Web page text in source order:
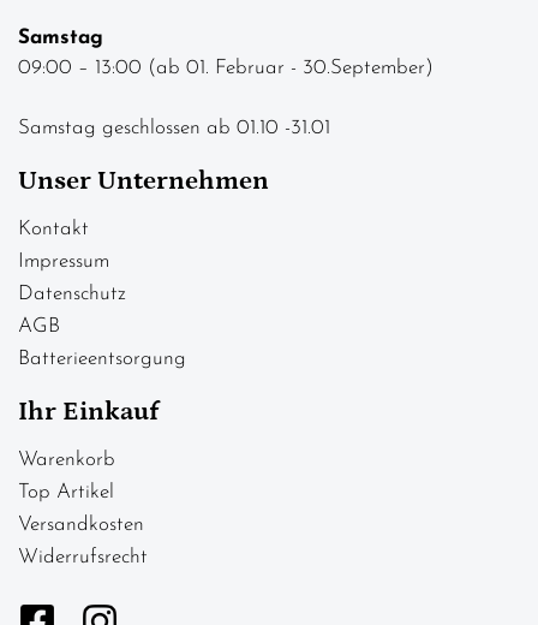
Samstag
09:00 – 13:00 (ab 01. Februar - 30.September)
Samstag geschlossen ab 01.10 -31.01
Unser Unternehmen
Kontakt
Impressum
Datenschutz
AGB
Batterieentsorgung
Ihr Einkauf
Warenkorb
Top Artikel
Versandkosten
Widerrufsrecht